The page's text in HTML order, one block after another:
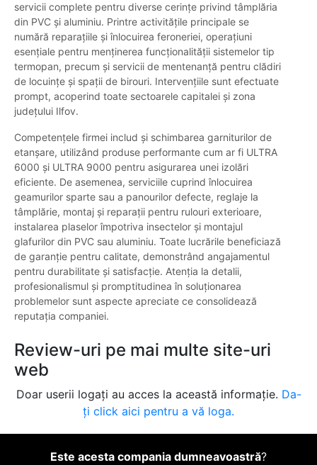
servicii complete pentru diverse cerințe privind tâmplăria
din PVC și aluminiu. Printre activitățile principale se
numără reparațiile și înlocuirea feroneriei, operațiuni
esențiale pentru menținerea funcționalității sistemelor tip
termopan, precum și servicii de mentenanță pentru clădiri
de locuințe și spații de birouri. Intervențiile sunt efectuate
prompt, acoperind toate sectoarele capitalei și zona
județului Ilfov.
Competențele firmei includ și schimbarea garniturilor de
etanșare, utilizând produse performante cum ar fi ULTRA
6000 și ULTRA 9000 pentru asigurarea unei izolări
eficiente. De asemenea, serviciile cuprind înlocuirea
geamurilor sparte sau a panourilor defecte, reglaje la
tâmplărie, montaj și reparații pentru rulouri exterioare,
instalarea plaselor împotriva insectelor și montajul
glafurilor din PVC sau aluminiu. Toate lucrările beneficiază
de garanție pentru calitate, demonstrând angajamentul
pentru durabilitate și satisfacție. Atenția la detalii,
profesionalismul și promptitudinea în soluționarea
problemelor sunt aspecte apreciate ce consolidează
reputația companiei.
Review-uri pe mai multe site-uri
web
Doar userii logați au acces la această informație. Da-
ți click aici pentru a vă loga.
Este acesta compania dumneavoastră?